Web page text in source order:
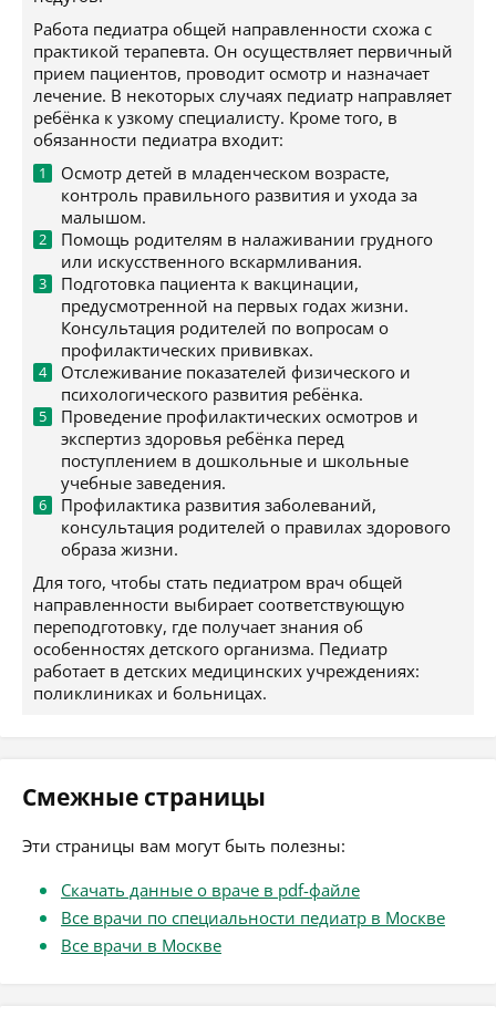
Работа педиатра общей направленности схожа с
практикой терапевта. Он осуществляет первичный
прием пациентов, проводит осмотр и назначает
лечение. В некоторых случаях педиатр направляет
ребёнка к узкому специалисту. Кроме того, в
обязанности педиатра входит:
Осмотр детей в младенческом возрасте,
контроль правильного развития и ухода за
малышом.
Помощь родителям в налаживании грудного
или искусственного вскармливания.
Подготовка пациента к вакцинации,
предусмотренной на первых годах жизни.
Консультация родителей по вопросам о
профилактических прививках.
Отслеживание показателей физического и
психологического развития ребёнка.
Проведение профилактических осмотров и
экспертиз здоровья ребёнка перед
поступлением в дошкольные и школьные
учебные заведения.
Профилактика развития заболеваний,
консультация родителей о правилах здорового
образа жизни.
Для того, чтобы стать педиатром врач общей
направленности выбирает соответствующую
переподготовку, где получает знания об
особенностях детского организма. Педиатр
работает в детских медицинских учреждениях:
поликлиниках и больницах.
Смежные страницы
Эти страницы вам могут быть полезны:
Скачать данные о враче в pdf-файле
Все врачи по специальности педиатр в Москве
Все врачи в Москве